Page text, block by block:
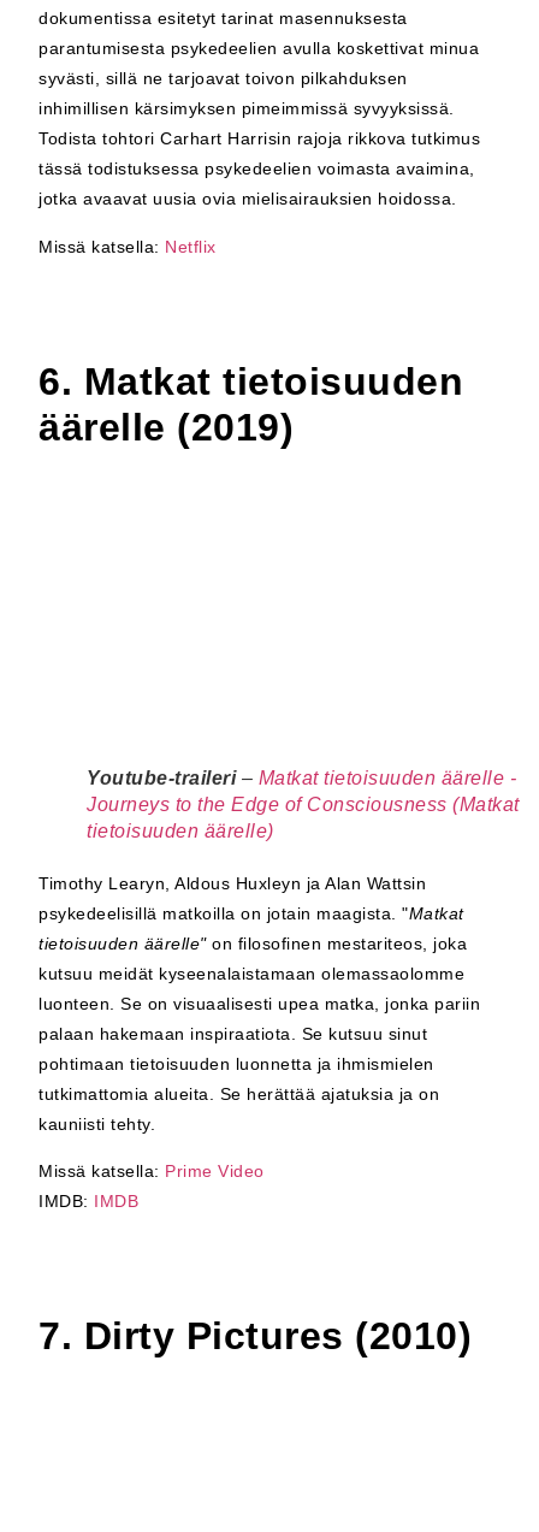
dokumentissa esitetyt tarinat masennuksesta
parantumisesta psykedeelien avulla koskettivat minua
syvästi, sillä ne tarjoavat toivon pilkahduksen
inhimillisen kärsimyksen pimeimmissä syvyyksissä.
Todista tohtori Carhart Harrisin rajoja rikkova tutkimus
tässä todistuksessa psykedeelien voimasta avaimina,
jotka avaavat uusia ovia mielisairauksien hoidossa.
Missä katsella: Netflix
6. Matkat tietoisuuden
äärelle (2019)
Youtube-traileri– Matkat tietoisuuden äärelle -
Journeys to the Edge of Consciousness (Matkat
tietoisuuden äärelle)
Timothy Learyn, Aldous Huxleyn ja Alan Wattsin
psykedeelisillä matkoilla on jotain maagista. "Matkat
tietoisuuden äärelle"on filosofinen mestariteos, joka
kutsuu meidät kyseenalaistamaan olemassaolomme
luonteen. Se on visuaalisesti upea matka, jonka pariin
palaan hakemaan inspiraatiota. Se kutsuu sinut
pohtimaan tietoisuuden luonnetta ja ihmismielen
tutkimattomia alueita. Se herättää ajatuksia ja on
kauniisti tehty.
Missä katsella: Prime Video
IMDB: IMDB
7. Dirty Pictures (2010)